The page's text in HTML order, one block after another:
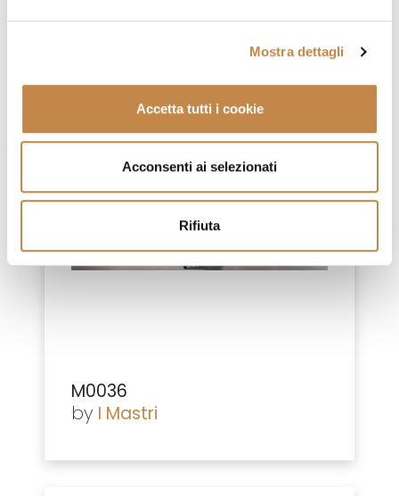
Mostra dettagli
Accetta tutti i cookie
Acconsenti ai selezionati
Rifiuta
M0036
by I Mastri